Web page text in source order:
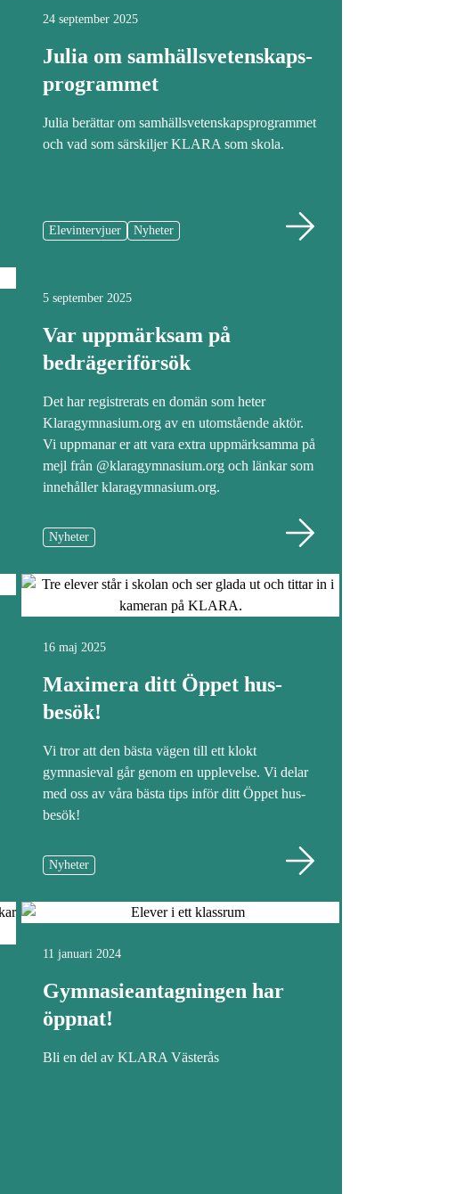
24 september 2025
Julia om samhällsvetenskaps­
programmet
Julia berättar om samhällsvetenskapsprogrammet
och vad som särskiljer KLARA som skola.
Elevintervjuer Nyheter
5 september 2025
Var uppmärksam på
bedrägeriförsök
Det har registrerats en domän som heter
Klaragymnasium.org av en utomstående aktör.
Vi uppmanar er att vara extra uppmärksamma på
mejl från @klaragymnasium.org och länkar som
innehåller klaragymnasium.org.
Nyheter
16 maj 2025
Maximera ditt Öppet hus-
besök!
Vi tror att den bästa vägen till ett klokt
gymnasieval går genom en upplevelse. Vi delar
med oss av våra bästa tips inför ditt Öppet hus-
besök!
Nyheter
11 januari 2024
Gymnasieantagningen har
öppnat!
Bli en del av KLARA Västerås